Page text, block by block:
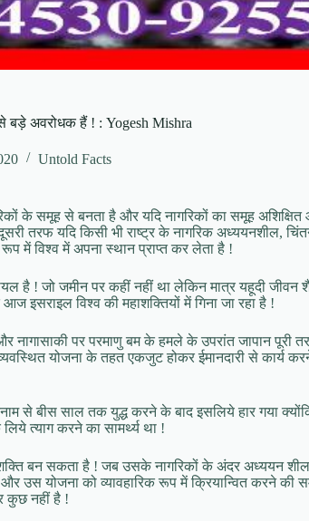
बड़े अवरोधक हैं ! : Yogesh Mishra
Untold Facts
के समूह से बनता है और यदि नागरिकों का समूह अशिक्षित
तरफ यदि किसी भी राष्ट्र के नागरिक अध्ययनशील,
में विश्व में अपना स्थान प्राप्त कर लेता है !
है ! जो जमीन पर कहीं नहीं था लेकिन मात्र यहूदी
इसराइल विश्व की महाशक्तियों में गिना जा रहा है !
और नागासाकी पर परमाणु बम के हमले के उपरांत जापान पूरी
योजना के तहत एकजुट होकर ईमानदारी से कार्य
से बीस साल तक युद्ध करने के बाद इसलिये हार गया
त्याग करने का सामर्थ्य था !
बन सकता है ! जब उसके नागरिकों के अंदर अध्ययन
उस योजना को व्यावहारिक रूप में क्रियान्वित करने की
कुछ नहीं है !